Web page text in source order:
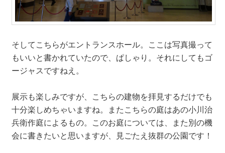
そしてこちらがエントランスホール。ここは写真撮って
もいいと書かれていたので、ぱしゃり。それにしてもゴ
ージャスですねえ。
展示も楽しみですが、こちらの建物を拝見するだけでも
十分楽しめちゃいますね。またこちらの庭はあの小川治
兵衛作庭によるもの。このお庭については、また別の機
会に書きたいと思いますが、見ごたえ抜群の公園です！